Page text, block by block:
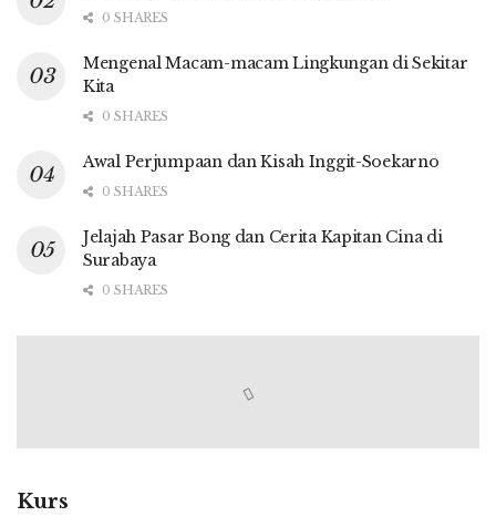
0 SHARES
Mengenal Macam-macam Lingkungan di Sekitar
Kita
0 SHARES
Awal Perjumpaan dan Kisah Inggit-Soekarno
0 SHARES
Jelajah Pasar Bong dan Cerita Kapitan Cina di
Surabaya
0 SHARES
Kurs